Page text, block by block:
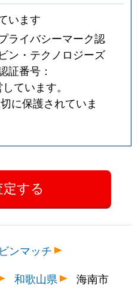
います
ライバシーマーク認
ン・テクノロジーズ
証番号：
ています。
に保護されていま
ンマッチ
和歌山県 海南市